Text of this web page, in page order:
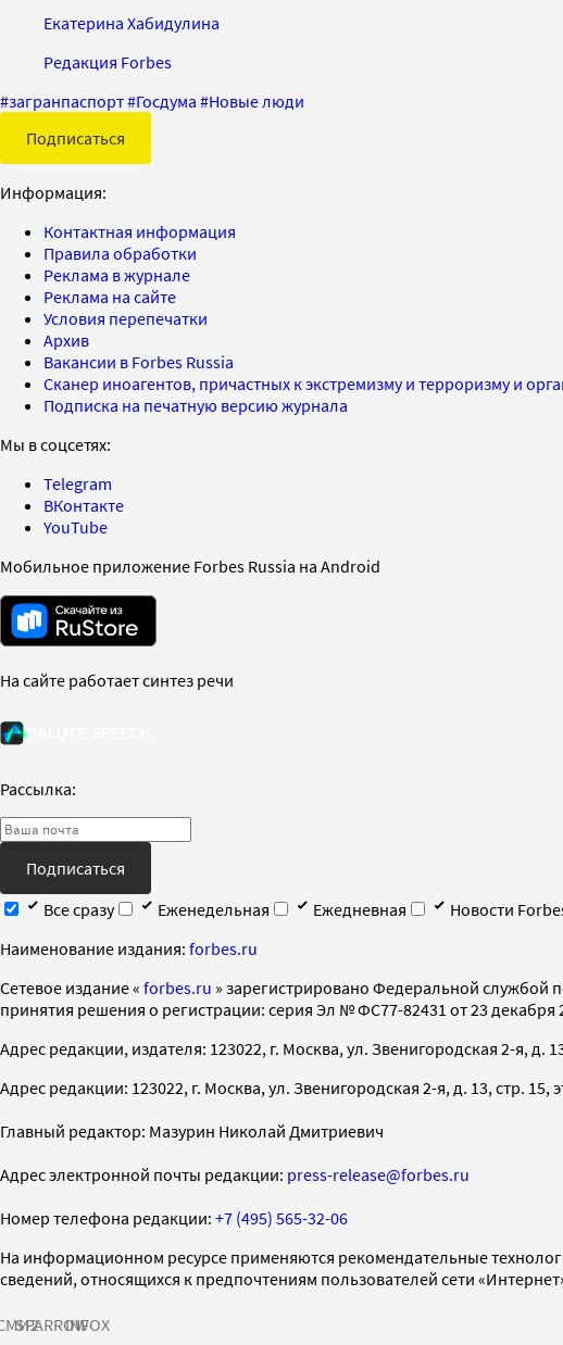
Екатерина Хабидулина
Редакция Forbes
#загранпаспорт#Госдума #Новые люди
Подписаться
Информация:
Контактная информация
Правила обработки
Реклама в журнале
Реклама на сайте
Условия перепечатки
Архив
Вакансии в Forbes Russia
Сканер иноагентов, причастных к экстремизму и терроризму и
Подписка на печатную версию журнала
Мы в соцсетях:
Telegram
ВКонтакте
YouTube
Мобильное приложение Forbes Russia на Android
На сайте работает синтез речи
Рассылка:
Подписаться
Все сразу
Еженедельная Ежедневная
Новости
Наименование издания: forbes.ru
Cетевое издание « forbes.ru » зарегистрировано Федеральной службой
принятия решения о регистрации: серия Эл № ФС77-82431 от 23 декабря
Адрес редакции, издателя: 123022, г. Москва, ул. Звенигородская 2-я, д.
Адрес редакции: 123022, г. Москва, ул. Звенигородская 2-я, д. 13, стр. 15,
Главный редактор: Мазурин Николай Дмитриевич
Адрес электронной почты редакции: press-release@forbes.ru
Номер телефона редакции: +7 (495) 565-32-06
На информационном ресурсе применяются рекомендательные
сведений, относящихся к предпочтениям пользователей сети
SPARROWINFOX